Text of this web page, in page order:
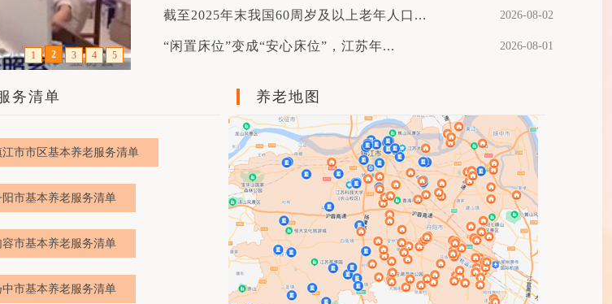
1 2 3 4 5
截至2025年末我国60周岁及以上老年人口... 2026-08-02
“闲置床位”变成“安心床位”，江苏年... 2026-08-01
务清单
江市市区基本养老服务清单
阳市基本养老服务清单
容市基本养老服务清单
中市基本养老服务清单
养老地图